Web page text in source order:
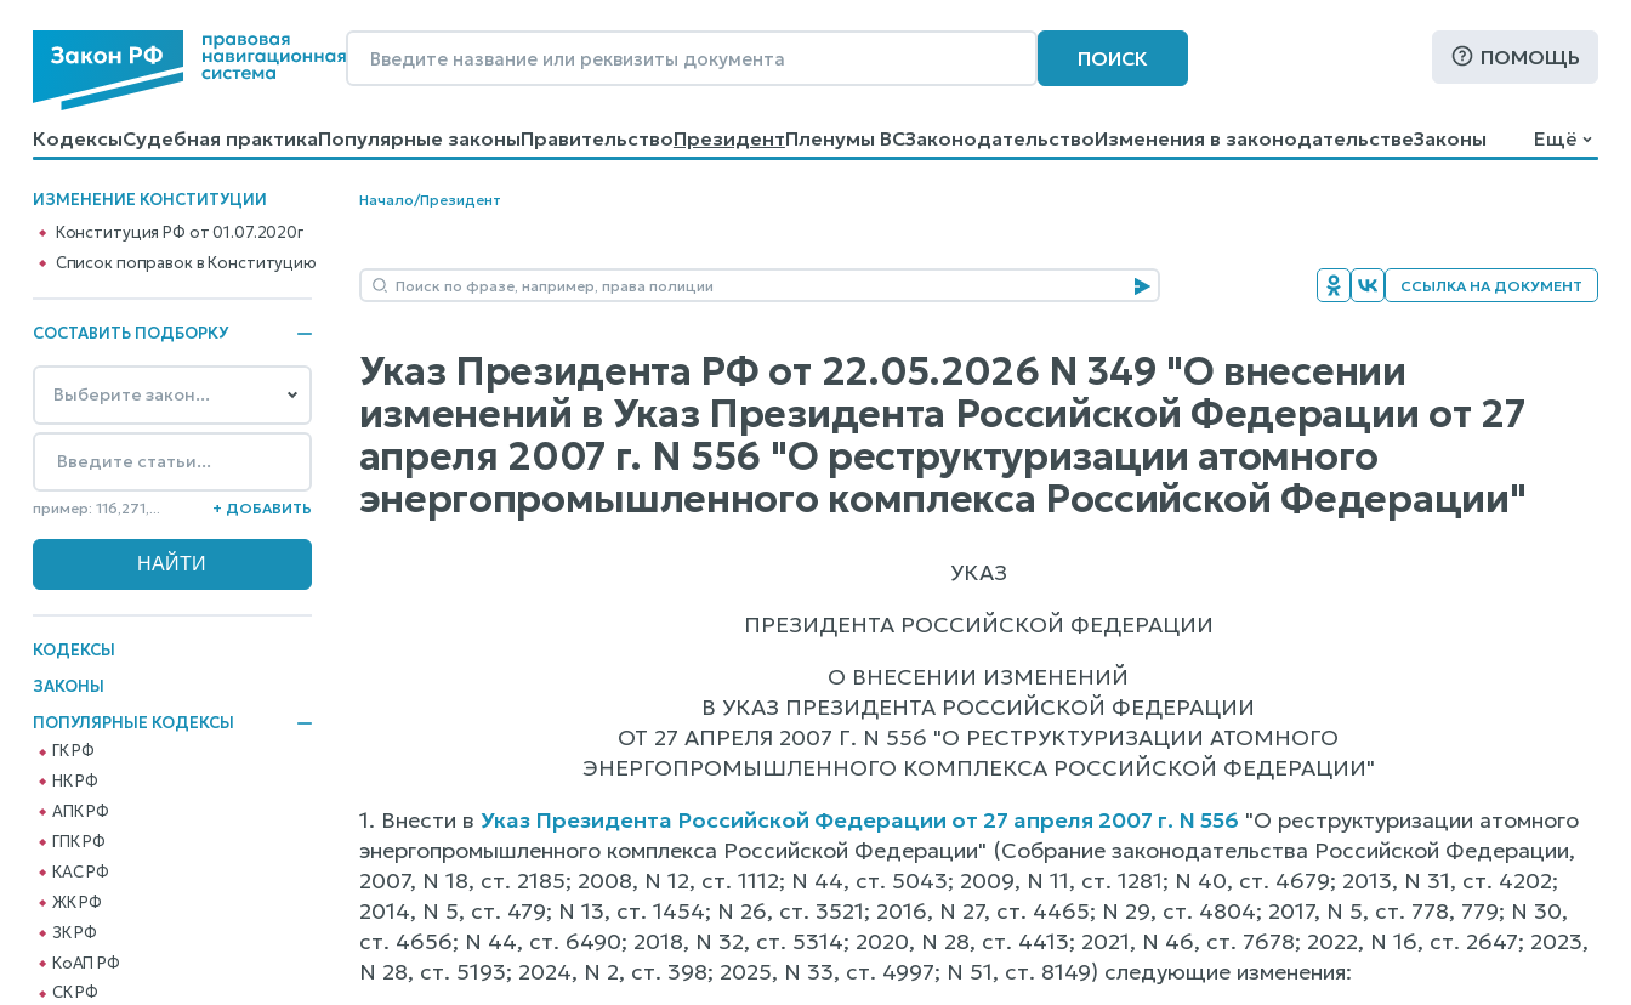
ПОИСК ПОМОЩЬ
КодексыСудебная практикаПопулярные законыПравительствоПрезидентПленумы ВСЗаконодательствоИзменения в законодательствеЗаконы
КалькуляторыСправочные материалыОбразцы договоровКонтактыПомощьПоиск
Ещё
ИЗМЕНЕНИЕ КОНСТИТУЦИИ
Конституция РФ от 01.07.2020г
Cписок поправок в Конституцию
СОСТАВИТЬ ПОДБОРКУ
пример: 116,271,... + ДОБАВИТЬ
КОДЕКСЫ
ЗАКОНЫ
ПОПУЛЯРНЫЕ КОДЕКСЫ
ГК РФ
НК РФ
АПК РФ
ГПК РФ
КАС РФ
ЖК РФ
ЗК РФ
КоАП РФ
СК РФ
Начало/Президент
ССЫЛКА НА ДОКУМЕНТ
Указ Президента РФ от 22.05.2026 N 349 "О внесении
изменений в Указ Президента Российской Федерации от 27
апреля 2007 г. N 556 "О реструктуризации атомного
энергопромышленного комплекса Российской Федерации"
УКАЗ
ПРЕЗИДЕНТА РОССИЙСКОЙ ФЕДЕРАЦИИ
О ВНЕСЕНИИ ИЗМЕНЕНИЙ
В УКАЗ ПРЕЗИДЕНТА РОССИЙСКОЙ ФЕДЕРАЦИИ
ОТ 27 АПРЕЛЯ 2007 Г. N 556 "О РЕСТРУКТУРИЗАЦИИ АТОМНОГО
ЭНЕРГОПРОМЫШЛЕННОГО КОМПЛЕКСА РОССИЙСКОЙ ФЕДЕРАЦИИ"
1. Внести в Указ Президента Российской Федерации от 27 апреля 2007 г. N 556 "О реструктуризации атомного
энергопромышленного комплекса Российской Федерации" (Собрание законодательства Российской Федерации,
2007, N 18, ст. 2185; 2008, N 12, ст. 1112; N 44, ст. 5043; 2009, N 11, ст. 1281; N 40, ст. 4679; 2013, N 31, ст. 4202;
2014, N 5, ст. 479; N 13, ст. 1454; N 26, ст. 3521; 2016, N 27, ст. 4465; N 29, ст. 4804; 2017, N 5, ст. 778, 779; N 30,
ст. 4656; N 44, ст. 6490; 2018, N 32, ст. 5314; 2020, N 28, ст. 4413; 2021, N 46, ст. 7678; 2022, N 16, ст. 2647; 2023,
N 28, ст. 5193; 2024, N 2, ст. 398; 2025, N 33, ст. 4997; N 51, ст. 8149) следующие изменения: